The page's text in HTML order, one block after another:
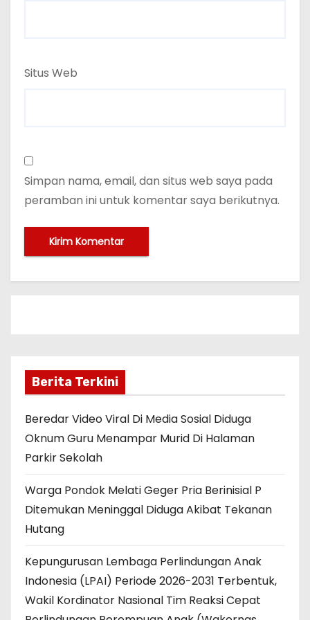
Situs Web
Simpan nama, email, dan situs web saya pada
peramban ini untuk komentar saya berikutnya.
Berita Terkini
Beredar Video Viral Di Media Sosial Diduga
Oknum Guru Menampar Murid Di Halaman
Parkir Sekolah
Warga Pondok Melati Geger Pria Berinisial P
Ditemukan Meninggal Diduga Akibat Tekanan
Hutang
Kepungurusan Lembaga Perlindungan Anak
Indonesia (LPAI) Periode 2026-2031 Terbentuk,
Wakil Kordinator Nasional Tim Reaksi Cepat